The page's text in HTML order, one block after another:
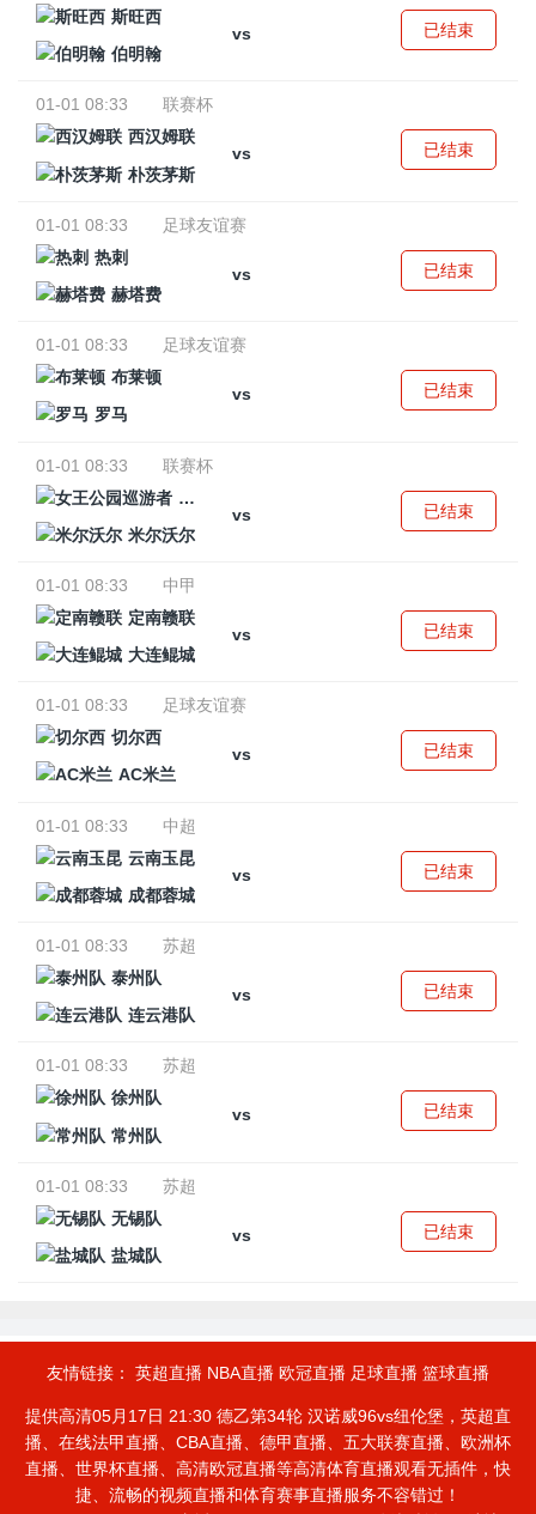
斯旺西
vs
伯明翰
已结束
01-01 08:33
联赛杯
西汉姆联
vs
朴茨茅斯
已结束
01-01 08:33
足球友谊赛
热刺
vs
赫塔费
已结束
01-01 08:33
足球友谊赛
布莱顿
vs
罗马
已结束
01-01 08:33
联赛杯
女王公园巡游者
vs
米尔沃尔
已结束
01-01 08:33
中甲
定南赣联
vs
大连鲲城
已结束
01-01 08:33
足球友谊赛
切尔西
vs
AC米兰
已结束
01-01 08:33
中超
云南玉昆
vs
成都蓉城
已结束
01-01 08:33
苏超
泰州队
vs
连云港队
已结束
01-01 08:33
苏超
徐州队
vs
常州队
已结束
01-01 08:33
苏超
无锡队
vs
盐城队
已结束
友情链接： 英超直播 NBA直播 欧冠直播 足球直播 篮球直播
提供高清05月17日 21:30 德乙第34轮 汉诺威96vs纽伦堡，英超直
播、在线法甲直播、CBA直播、德甲直播、五大联赛直播、欧洲杯
直播、世界杯直播、高清欧冠直播等高清体育直播观看无插件，快
捷、流畅的视频直播和体育赛事直播服务不容错过！